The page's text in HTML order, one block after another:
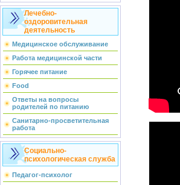
Лечебно-
оздоровительная
деятельность
Медицинское обслуживание
Работа медицинской части
Горячее питание
Food
Ответы на вопросы
родителей по питанию
Санитарно-просветительная
работа
Социально-
психологическая служба
Педагог-психолог